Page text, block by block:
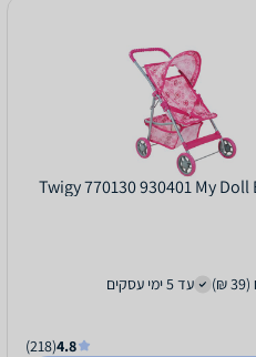
Twigy 770130 930401 My Doll
עד 5 ימי עסקים
4.8
(218)